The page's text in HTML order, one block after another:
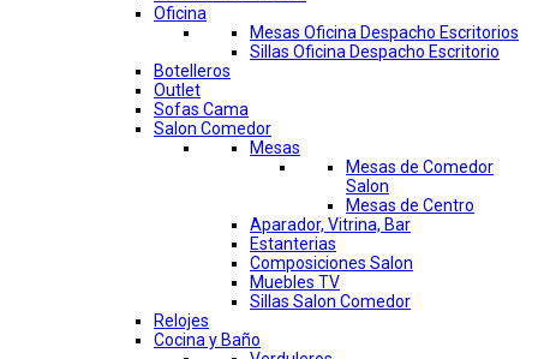
Oficina
Mesas Oficina Despacho Escritorios
Sillas Oficina Despacho Escritorio
Botelleros
Outlet
Sofas Cama
Salon Comedor
Mesas
Mesas de Comedor
Salon
Mesas de Centro
Aparador, Vitrina, Bar
Estanterias
Composiciones Salon
Muebles TV
Sillas Salon Comedor
Relojes
Cocina y Baño